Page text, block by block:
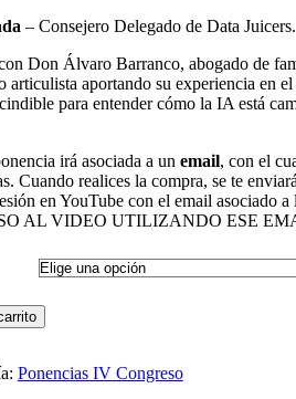
– Consejero Delegado de Data Juicers.
Don Álvaro Barranco, abogado de
articulista aportando su experiencia en
para entender cómo la IA está
irá asociada a un email, con el
Cuando realices la compra, se te
en YouTube con el email asociado
AL VIDEO UTILIZANDO ESE
Ponencias IV Congreso